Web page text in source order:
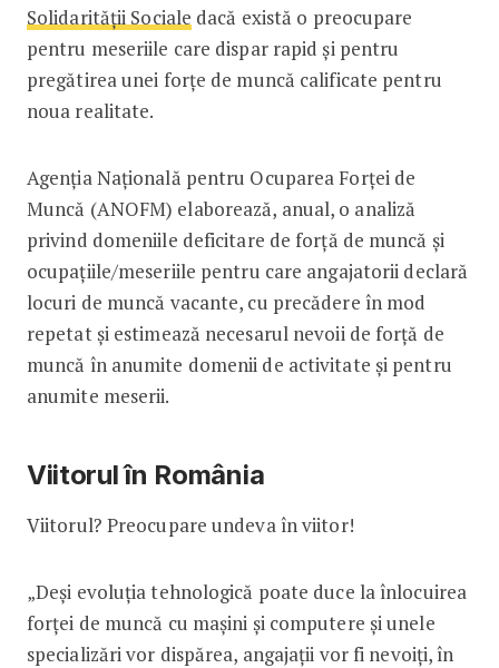
Solidarității Sociale dacă există o preocupare
pentru meseriile care dispar rapid și pentru
pregătirea unei forțe de muncă calificate pentru
noua realitate.
Agenția Națională pentru Ocuparea Forței de
Muncă (ANOFM) elaborează, anual, o analiză
privind domeniile deficitare de forță de muncă și
ocupațiile/meseriile pentru care angajatorii declară
locuri de muncă vacante, cu precădere în mod
repetat și estimează necesarul nevoii de forță de
muncă în anumite domenii de activitate și pentru
anumite meserii.
Viitorul în România
Viitorul? Preocupare undeva în viitor!
„Deși evoluția tehnologică poate duce la înlocuirea
forței de muncă cu mașini și computere și unele
specializări vor dispărea, angajații vor fi nevoiți, în